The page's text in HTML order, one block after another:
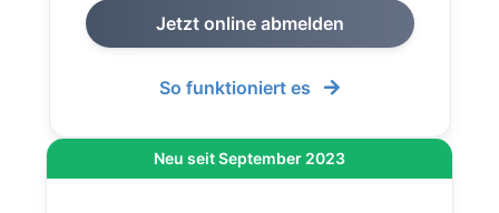
Jetzt online abmelden
So funktioniert es
Neu seit September 2023